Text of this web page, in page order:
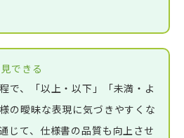
できる
で、「以上・以下」「未満・よ
の曖昧な表現に気づきやすくな
じて、仕様書の品質も向上させ